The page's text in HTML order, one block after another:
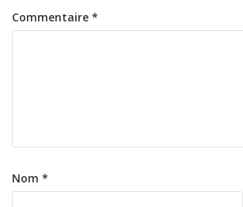
Commentaire *
Nom *